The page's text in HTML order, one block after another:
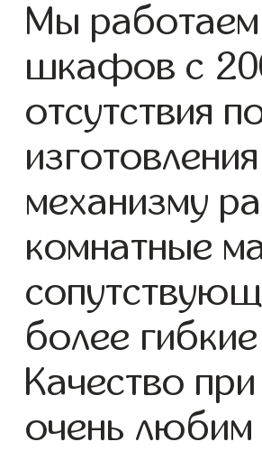
Мы работаем
шкафов с
отсутствия
механизму
комнатные
более
Качество
очень любим